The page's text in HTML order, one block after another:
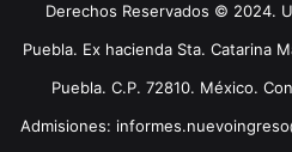
Derechos Reservados © 2024.
Puebla. Ex hacienda Sta. Catarina
Puebla. C.P. 72810. México.
Admisiones: